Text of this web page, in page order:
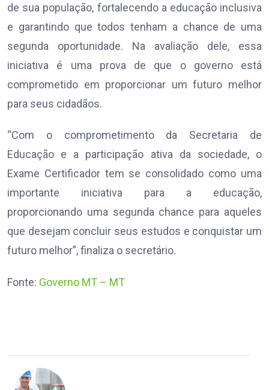
de sua população, fortalecendo a educação inclusiva
e garantindo que todos tenham a chance de uma
segunda oportunidade. Na avaliação dele, essa
iniciativa é uma prova de que o governo está
comprometido em proporcionar um futuro melhor
para seus cidadãos.
“Com o comprometimento da Secretaria de
Educação e a participação ativa da sociedade, o
Exame Certificador tem se consolidado como uma
importante iniciativa para a educação,
proporcionando uma segunda chance para aqueles
que desejam concluir seus estudos e conquistar um
futuro melhor”, finaliza o secretário.
Fonte: Governo MT – MT